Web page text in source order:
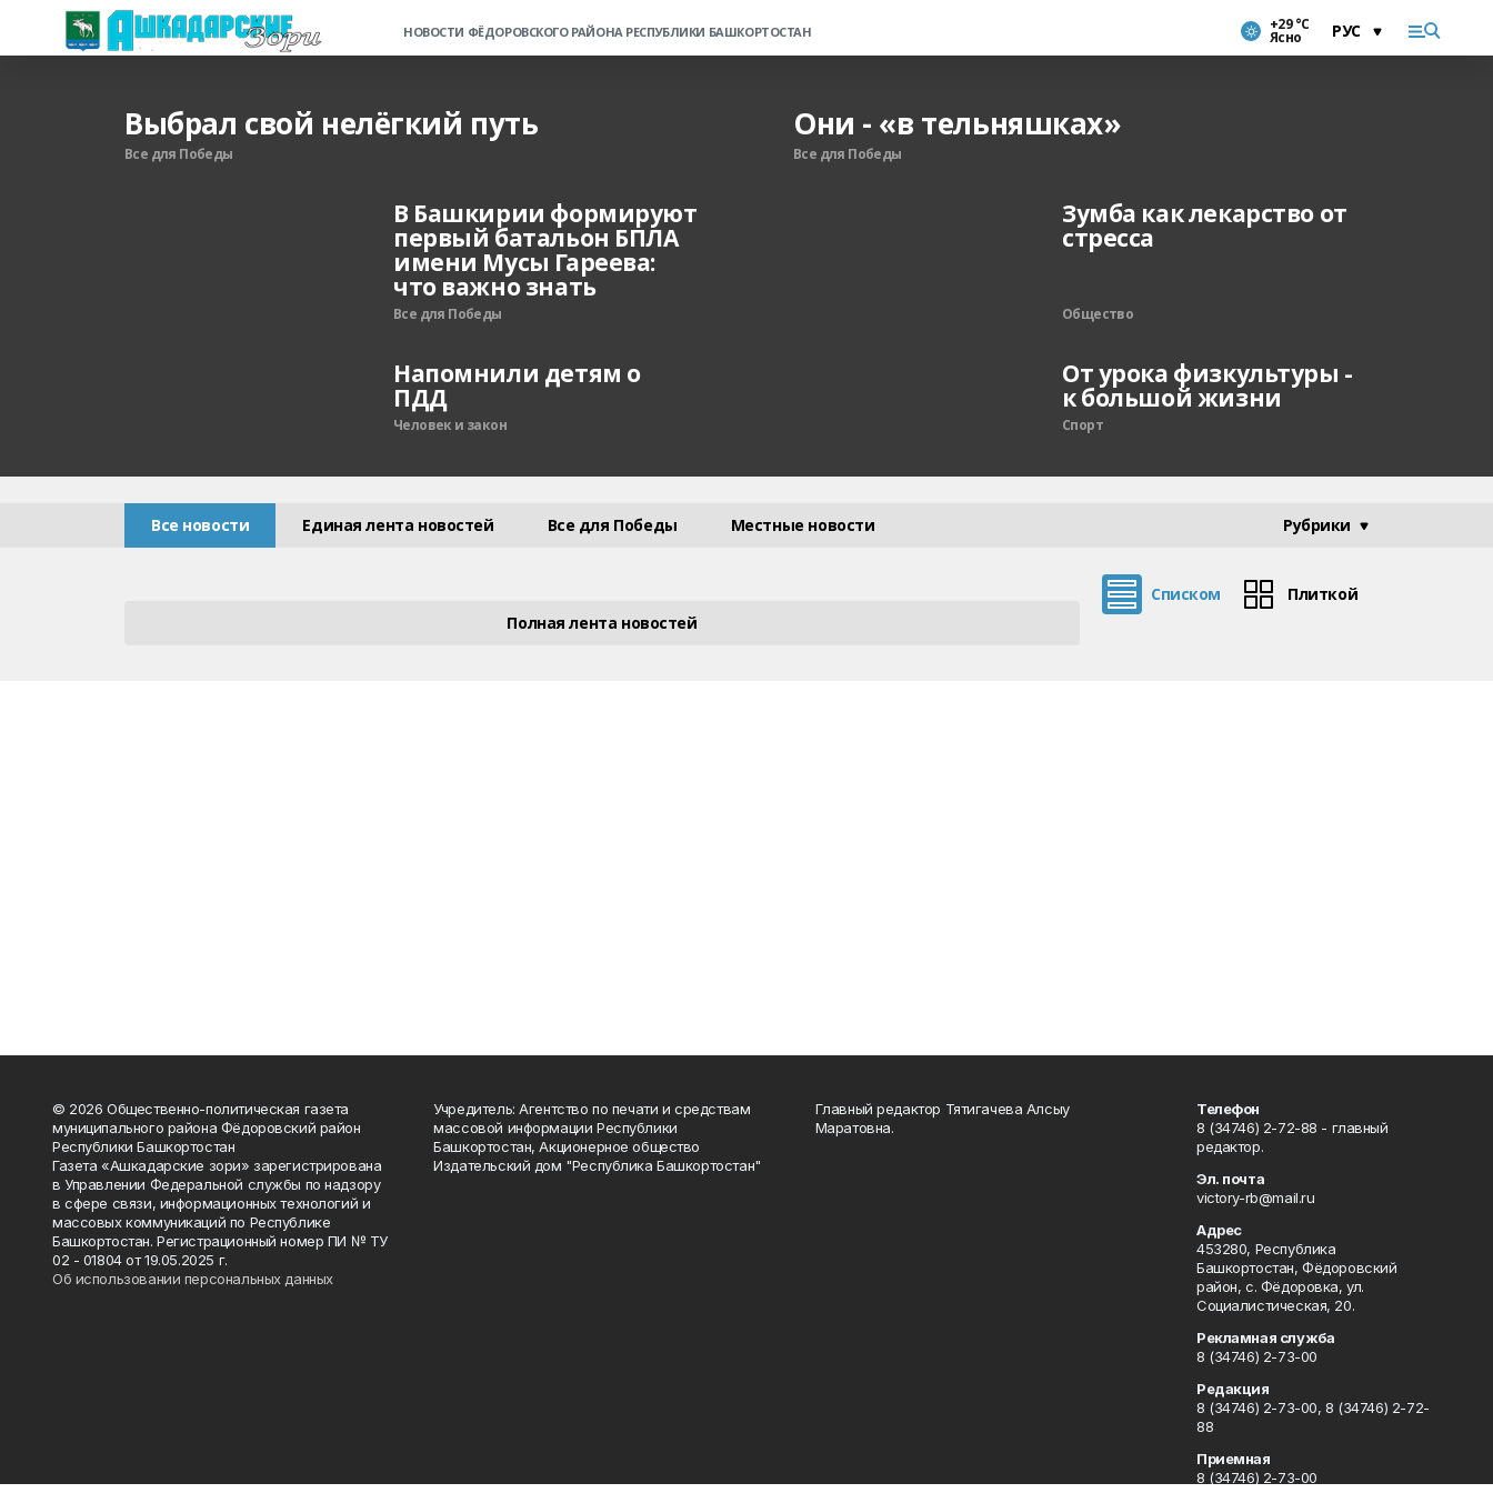
НОВОСТИ ФЁДОРОВСКОГО РАЙОНА РЕСПУБЛИКИ БАШКОРТОСТАН +29 °С
Ясно
Выбрал свой нелёгкий путь
Все для Победы
Они - «в тельняшках»
Все для Победы
В Башкирии формируют
первый батальон БПЛА
имени Мусы Гареева:
что важно знать
Все для Победы
Зумба как лекарство от
стресса
Общество
Напомнили детям о
ПДД
Человек и закон
От урока физкультуры -
к большой жизни
Спорт
Все новости Единая лента новостей Все для Победы Местные новости Рубрики
Полная лента новостей
Списком Плиткой
© 2026 Общественно-политическая газета
муниципального района Фёдоровский район
Республики Башкортостан
Газета «Ашкадарские зори» зарегистрирована
в Управлении Федеральной службы по надзору
в сфере связи, информационных технологий и
массовых коммуникаций по Республике
Башкортостан. Регистрационный номер ПИ № ТУ
02 - 01804 от 19.05.2025 г.
Об использовании персональных данных
Учредитель: Агентство по печати и средствам
массовой информации Республики
Башкортостан, Акционерное общество
Издательский дом "Республика Башкортостан"
Главный редактор Тятигачева Алсыу
Маратовна.
Телефон
8 (34746) 2-72-88 - главный
редактор.
Эл. почта
victory-rb@mail.ru
Адрес
453280, Республика
Башкортостан, Фёдоровский
район, с. Фёдоровка, ул.
Социалистическая, 20.
Рекламная служба
8 (34746) 2-73-00
Редакция
8 (34746) 2-73-00, 8 (34746) 2-72-
88
Приемная
8 (34746) 2-73-00